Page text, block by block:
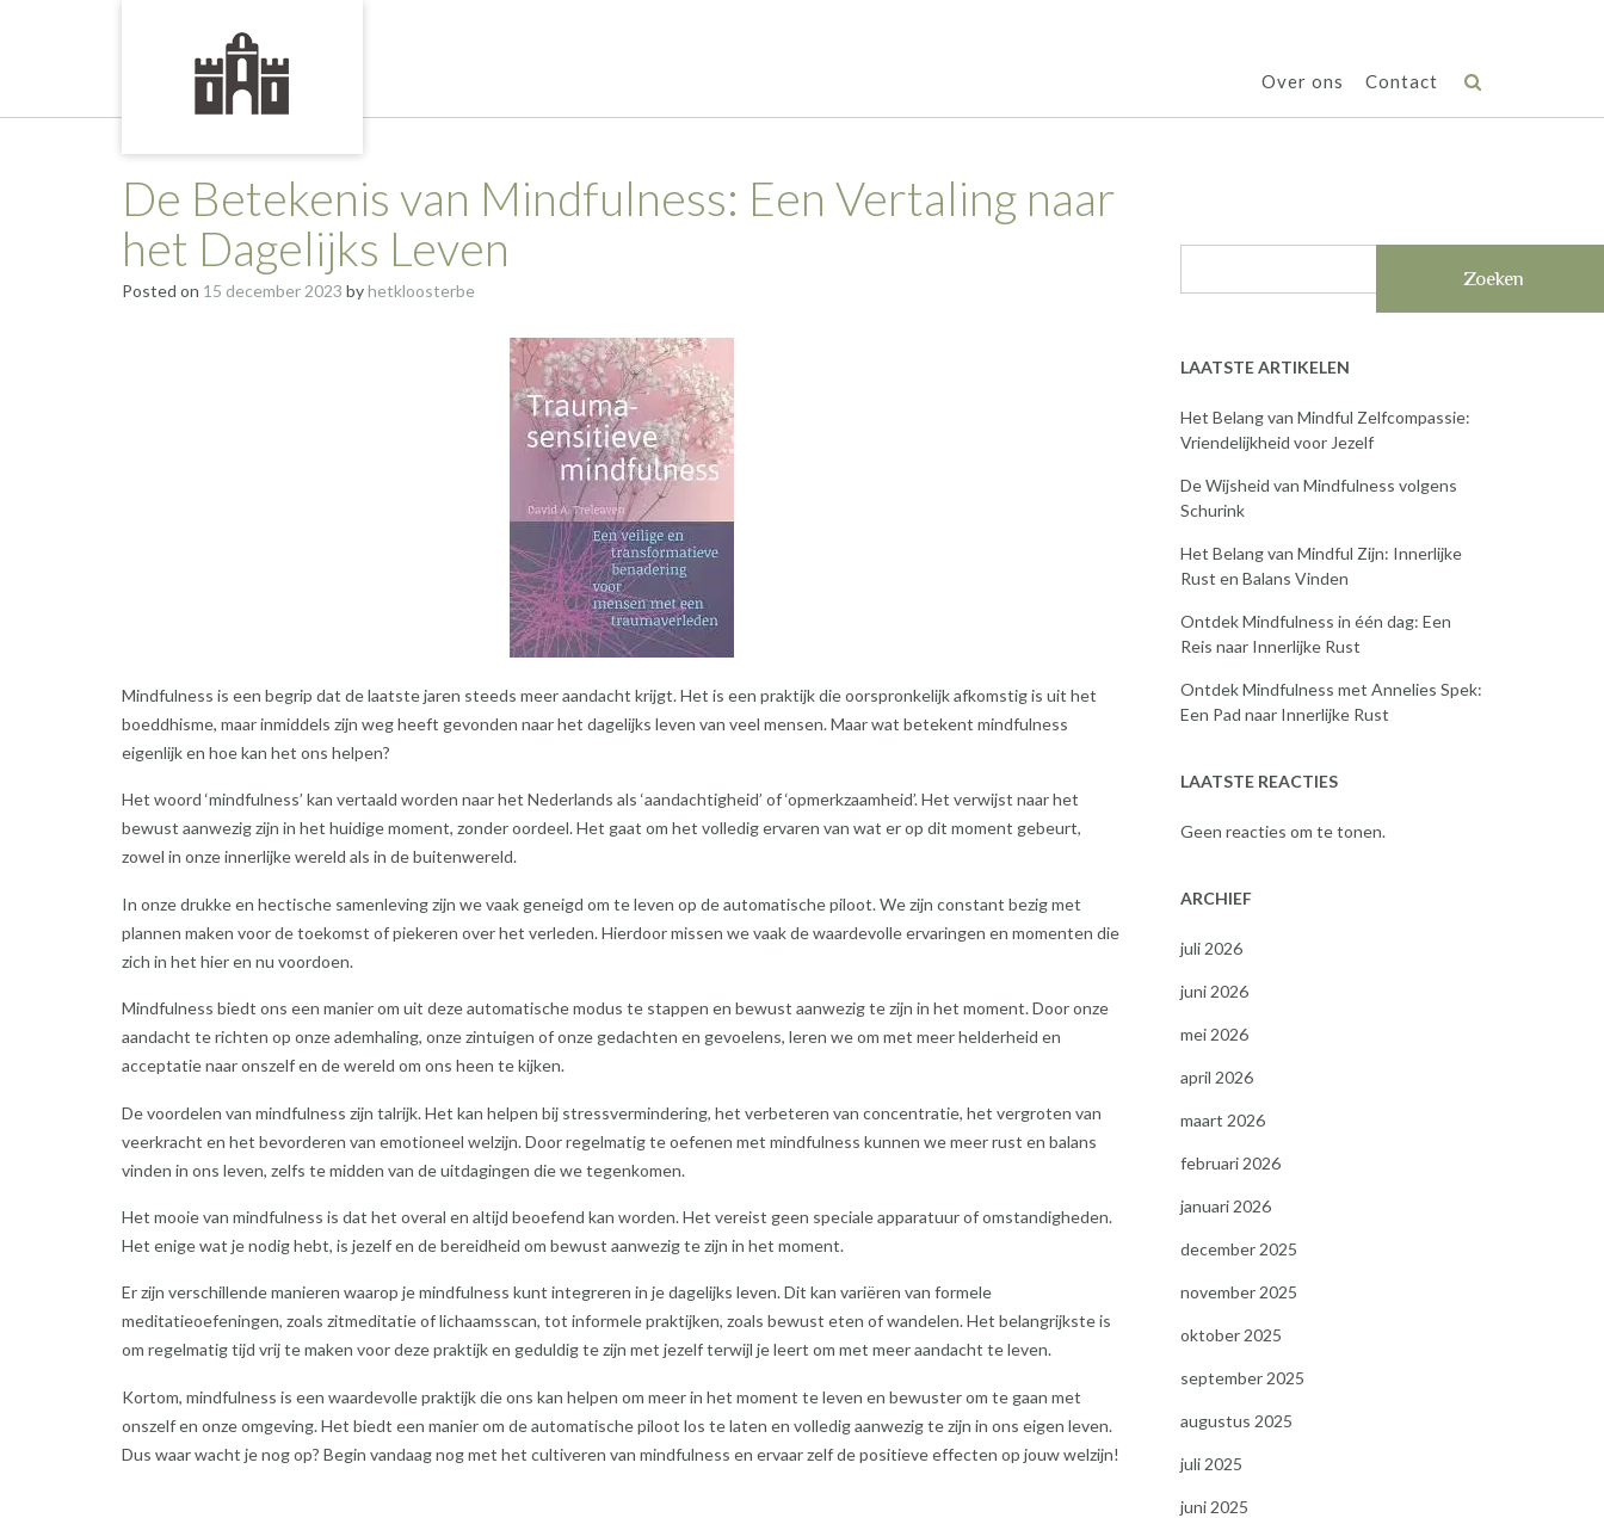
Over ons Contact
De Betekenis van Mindfulness: Een Vertaling naar
het Dagelijks Leven
Posted on 15 december 2023 byhetkloosterbe
Mindfulness is een begrip dat de laatste jaren steeds meer aandacht krijgt. Het is een praktijk die oorspronkelijk afkomstig is uit het
boeddhisme, maar inmiddels zijn weg heeft gevonden naar het dagelijks leven van veel mensen. Maar wat betekent mindfulness
eigenlijk en hoe kan het ons helpen?
Het woord ‘mindfulness’ kan vertaald worden naar het Nederlands als ‘aandachtigheid’ of ‘opmerkzaamheid’. Het verwijst naar het
bewust aanwezig zijn in het huidige moment, zonder oordeel. Het gaat om het volledig ervaren van wat er op dit moment gebeurt,
zowel in onze innerlijke wereld als in de buitenwereld.
In onze drukke en hectische samenleving zijn we vaak geneigd om te leven op de automatische piloot. We zijn constant bezig met
plannen maken voor de toekomst of piekeren over het verleden. Hierdoor missen we vaak de waardevolle ervaringen en momenten die
zich in het hier en nu voordoen.
Mindfulness biedt ons een manier om uit deze automatische modus te stappen en bewust aanwezig te zijn in het moment. Door onze
aandacht te richten op onze ademhaling, onze zintuigen of onze gedachten en gevoelens, leren we om met meer helderheid en
acceptatie naar onszelf en de wereld om ons heen te kijken.
De voordelen van mindfulness zijn talrijk. Het kan helpen bij stressvermindering, het verbeteren van concentratie, het vergroten van
veerkracht en het bevorderen van emotioneel welzijn. Door regelmatig te oefenen met mindfulness kunnen we meer rust en balans
vinden in ons leven, zelfs te midden van de uitdagingen die we tegenkomen.
Het mooie van mindfulness is dat het overal en altijd beoefend kan worden. Het vereist geen speciale apparatuur of omstandigheden.
Het enige wat je nodig hebt, is jezelf en de bereidheid om bewust aanwezig te zijn in het moment.
Er zijn verschillende manieren waarop je mindfulness kunt integreren in je dagelijks leven. Dit kan variëren van formele
meditatieoefeningen, zoals zitmeditatie of lichaamsscan, tot informele praktijken, zoals bewust eten of wandelen. Het belangrijkste is
om regelmatig tijd vrij te maken voor deze praktijk en geduldig te zijn met jezelf terwijl je leert om met meer aandacht te leven.
Kortom, mindfulness is een waardevolle praktijk die ons kan helpen om meer in het moment te leven en bewuster om te gaan met
onszelf en onze omgeving. Het biedt een manier om de automatische piloot los te laten en volledig aanwezig te zijn in ons eigen leven.
Dus waar wacht je nog op? Begin vandaag nog met het cultiveren van mindfulness en ervaar zelf de positieve effecten op jouw welzijn!
Zoeken
LAATSTE ARTIKELEN
Het Belang van Mindful Zelfcompassie:
Vriendelijkheid voor Jezelf
De Wijsheid van Mindfulness volgens
Schurink
Het Belang van Mindful Zijn: Innerlijke
Rust en Balans Vinden
Ontdek Mindfulness in één dag: Een
Reis naar Innerlijke Rust
Ontdek Mindfulness met Annelies Spek:
Een Pad naar Innerlijke Rust
LAATSTE REACTIES
Geen reacties om te tonen.
ARCHIEF
juli 2026
juni 2026
mei 2026
april 2026
maart 2026
februari 2026
januari 2026
december 2025
november 2025
oktober 2025
september 2025
augustus 2025
juli 2025
juni 2025